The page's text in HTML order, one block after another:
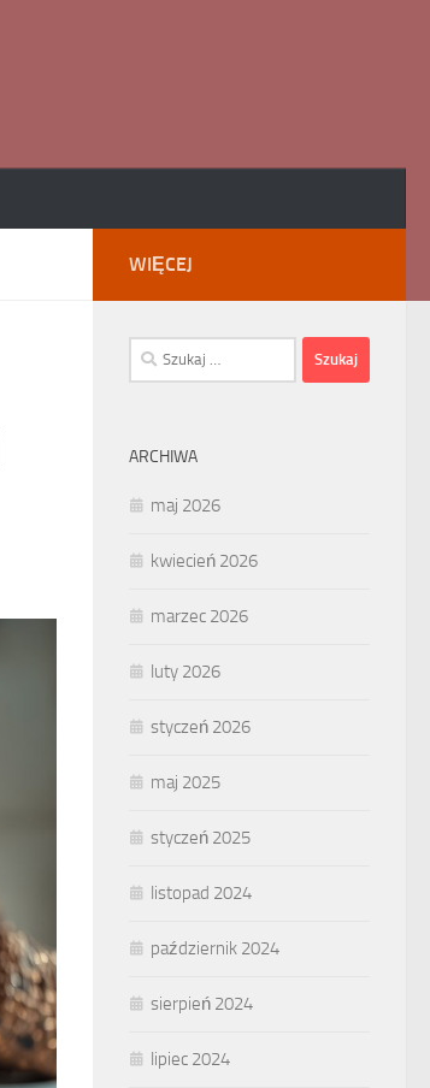
WIĘCEJ
Szukaj:
ARCHIWA
maj 2026
kwiecień 2026
marzec 2026
luty 2026
styczeń 2026
maj 2025
styczeń 2025
listopad 2024
październik 2024
sierpień 2024
lipiec 2024